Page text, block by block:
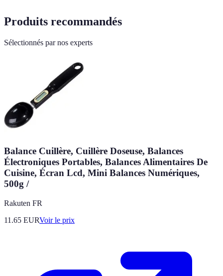
Produits recommandés
Sélectionnés par nos experts
Balance Cuillère, Cuillère Doseuse, Balances
Électroniques Portables, Balances Alimentaires De
Cuisine, Écran Lcd, Mini Balances Numériques,
500g /
Rakuten FR
11.65 EURVoir le prix